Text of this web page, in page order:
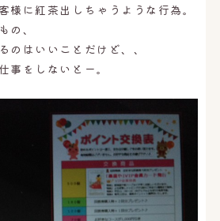
様に紅茶出しちゃうような行為。
の、
のはいいことだけど、、
事をしないとー。